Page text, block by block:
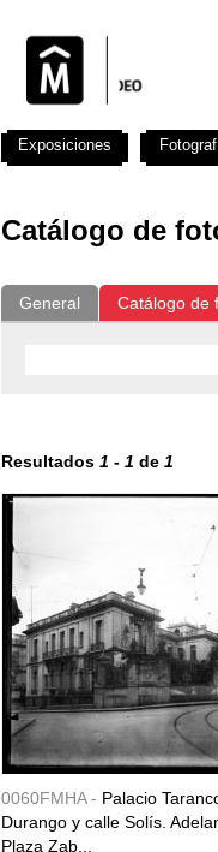
Catálogo de
General Catálogo de
Resultados 1 - 1 de 1
0060FMHA - Palacio
Durango y calle Solís.
Plaza Zab...
Exposiciones